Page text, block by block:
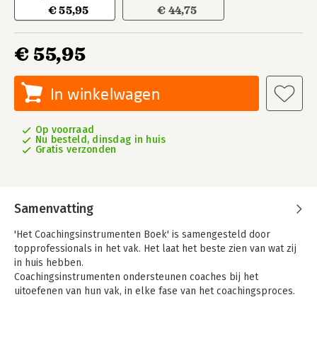
€ 55,95 € 44,75
€ 55,95
In winkelwagen
Op voorraad
Nu besteld, dinsdag in huis
Gratis verzonden
Samenvatting
'Het Coachingsinstrumenten Boek' is samengesteld door
topprofessionals in het vak. Het laat het beste zien van wat zij
in huis hebben.
Coachingsinstrumenten ondersteunen coaches bij het
uitoefenen van hun vak, in elke fase van het coachingsproces.